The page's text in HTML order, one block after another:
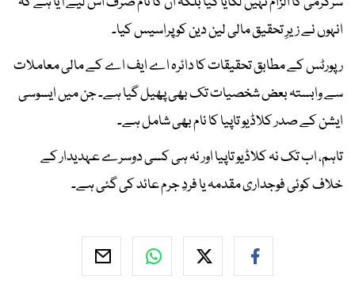
انہوں نے زیرِ تحقیق مالی لین دین کو پراسیس کیا۔
رپورٹس کے مطابق تحقیقات کا دائرہ اے ایف اے کے مالی معاملات
سے وابستہ بعض شخصیات تک بھی پھیل گیا ہے۔ جن میں ایسوسی
ایشن کے صدر کلاڈیو تاپیا کا نام بھی شامل ہے۔
تاہم، اب تک نہ کلاڈیو تاپیا اور نہ ہی کسی دوسرے عہدیدار کے
خلاف کوئی فوجداری مقدمہ یا فردِ جرم عائد کی گئی ہے۔